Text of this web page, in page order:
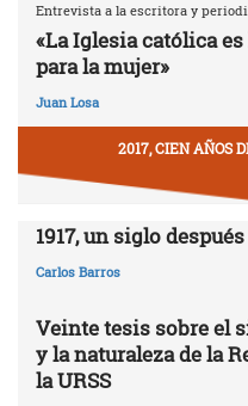
Entrevista a la escritora y
«La Iglesia católica
para la mujer»
Juan Losa
2017, CIEN AÑOS
1917, un siglo después
Carlos Barros
Veinte tesis sobre el
y la naturaleza de la
la URSS